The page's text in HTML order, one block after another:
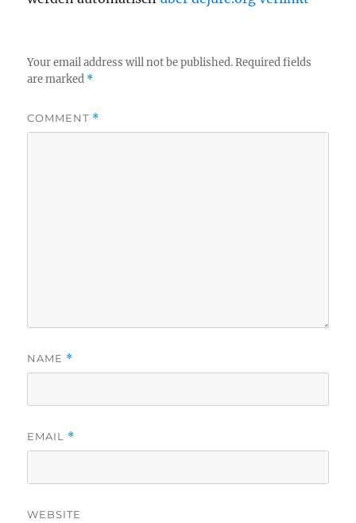
Your email address will not be published. Required fields
are marked *
COMMENT *
NAME *
EMAIL *
WEBSITE